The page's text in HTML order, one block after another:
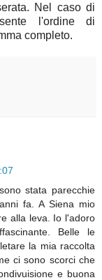
Nel caso di
l'ordine di
completo.
stata parecchie
fa. A Siena mio
alla leva. Io l'adoro
Belle le
la mia raccolta
ci sono scorci che
e buona